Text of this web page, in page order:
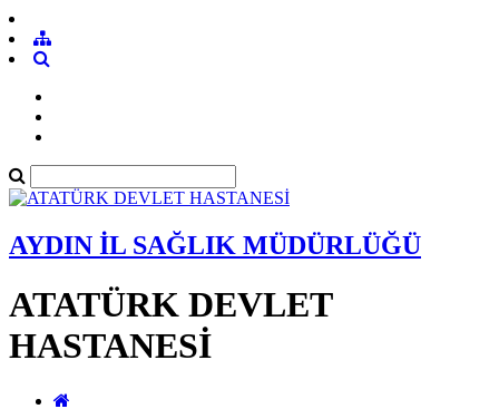
AYDIN İL SAĞLIK MÜDÜRLÜĞÜ
ATATÜRK DEVLET
HASTANESİ